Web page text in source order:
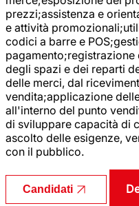
prezzi;assistenza e
e attività
codici a barre e
degli spazi e dei reparti
delle merci, dal
vendita;applicazione
all'interno del punto
di sviluppare capacità di
ascolto delle esigenze,
con il pubblico.
Candidati